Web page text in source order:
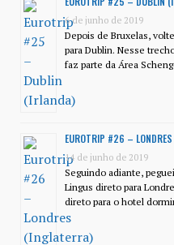
6 de junho de 2019
Depois de Bruxelas,
para Dublin. Nesse
faz parte da Área
EUROTRIP #26 – LONDRES
14 de junho de 2019
Seguindo adiante,
Lingus direto para
direto para o hotel